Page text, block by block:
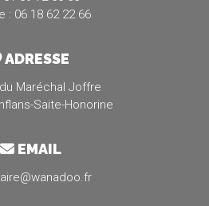
: 06 18 62 22 66
ADRESSE
Maréchal Joffre
Saite-Honorine
EMAIL